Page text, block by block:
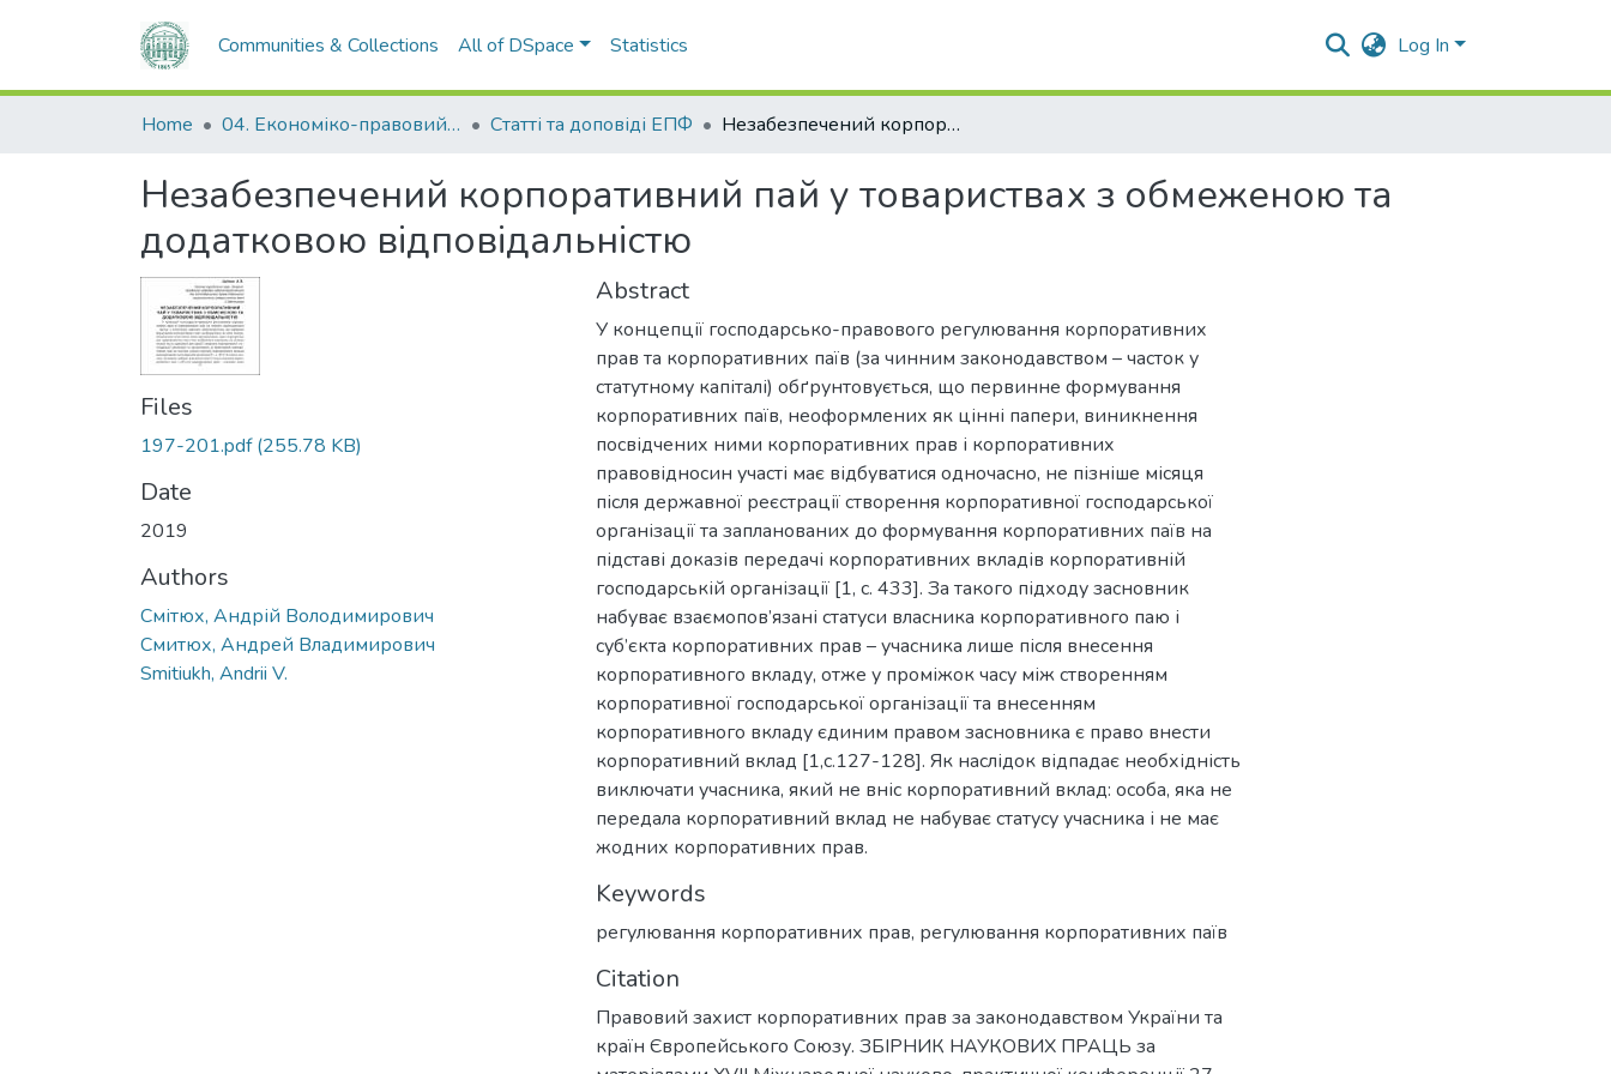
Communities & Collections All of DSpace Statistics Log In
Home 04. Економіко-правовий факультет Статті та доповіді ЕПФ Незабезпечений корпоративний пай у товариствах з обмеженою та додатковою відповідальністю
Незабезпечений корпоративний пай у товариствах з обмеженою та
додатковою відповідальністю
Files
197-201.pdf(255.78 KB)
Date
2019
Authors
Смітюх, Андрій Володимирович
Смитюх, Андрей Владимирович
Smitiukh, Andrii V.
Abstract
У концепції господарсько-правового регулювання корпоративних
прав та корпоративних паїв (за чинним законодавством – часток у
статутному капіталі) обґрунтовується, що первинне формування
корпоративних паїв, неоформлених як цінні папери, виникнення
посвідчених ними корпоративних прав і корпоративних
правовідносин участі має відбуватися одночасно, не пізніше місяця
після державної реєстрації створення корпоративної господарської
організації та запланованих до формування корпоративних паїв на
підставі доказів передачі корпоративних вкладів корпоративній
господарській організації [1, c. 433]. За такого підходу засновник
набуває взаємопов’язані статуси власника корпоративного паю і
суб’єкта корпоративних прав – учасника лише після внесення
корпоративного вкладу, отже у проміжок часу між створенням
корпоративної господарської організації та внесенням
корпоративного вкладу єдиним правом засновника є право внести
корпоративний вклад [1,c.127-128]. Як наслідок відпадає необхідність
виключати учасника, який не вніс корпоративний вклад: особа, яка не
передала корпоративний вклад не набуває статусу учасника і не має
жодних корпоративних прав.
Keywords
регулювання корпоративних прав, регулювання корпоративних паїв
Citation
Правовий захист корпоративних прав за законодавством України та
країн Європейського Союзу. ЗБІРНИК НАУКОВИХ ПРАЦЬ за